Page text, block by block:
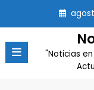
contenido
"Noticias